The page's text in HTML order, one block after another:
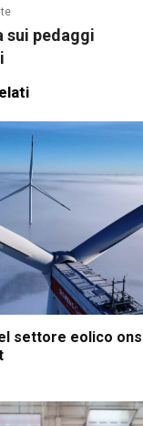
sui pedaggi
settore eolico